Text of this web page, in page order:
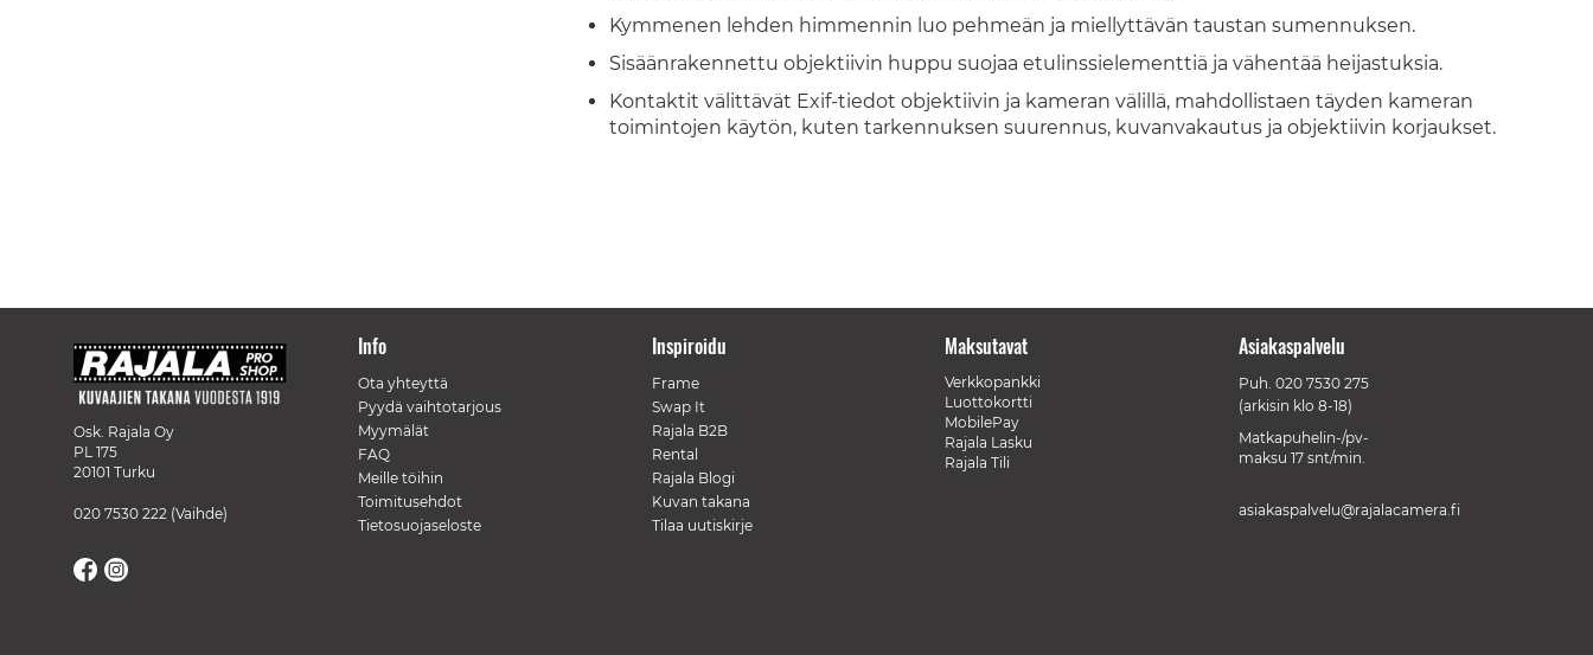
Kymmenen lehden himmennin luo pehmeän ja miellyttävän taustan sumennuksen.
Sisäänrakennettu objektiivin huppu suojaa etulinssielementtiä ja vähentää heijastuksia.
Kontaktit välittävät Exif-tiedot objektiivin ja kameran välillä, mahdollistaen täyden kameran
toimintojen käytön, kuten tarkennuksen suurennus, kuvanvakautus ja objektiivin korjaukset.
Osk. Rajala Oy
PL 175
20101 Turku
020 7530 222 (Vaihde)
Info
Ota yhteyttä
Pyydä vaihtotarjous
Myymälät
FAQ
Meille töihin
Toimitusehdot
Tietosuojaseloste
Inspiroidu
Frame
Swap It
Rajala B2B
Rental
Rajala Blogi
Kuvan takana
Tilaa uutiskirje
Maksutavat
Verkkopankki
Luottokortti
MobilePay
Rajala Lasku
Rajala Tili
Asiakaspalvelu
Puh. 020 7530 275
(arkisin klo 8-18)
Matkapuhelin-/pv-
maksu 17 snt/min.
asiakaspalvelu@rajalacamera.fi